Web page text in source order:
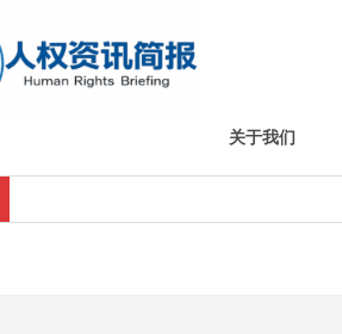
关于我们